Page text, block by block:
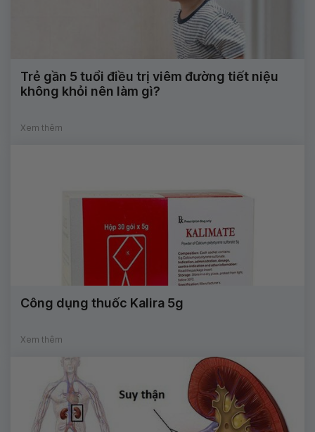
Trẻ gần 5 tuổi điều trị viêm đường tiết niệu
không khỏi nên làm gì?
Xem thêm
Công dụng thuốc Kalira 5g
Xem thêm